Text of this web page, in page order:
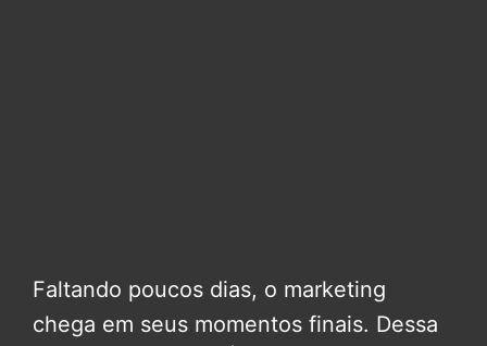
Faltando poucos dias, o marketing
chega em seus momentos finais. Dessa